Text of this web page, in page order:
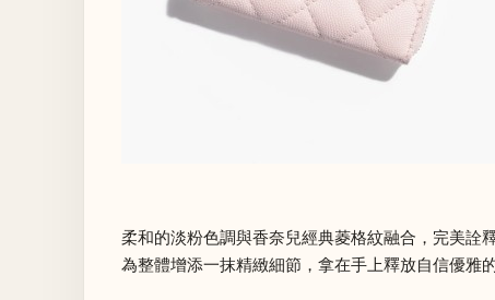
柔和的淡粉色調與香奈兒經典菱格紋融合，完美詮
為整體增添一抹精緻細節，拿在手上釋放自信優雅